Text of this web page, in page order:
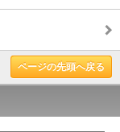
ページの先頭へ戻る